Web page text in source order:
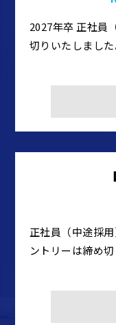
2027年卒 正社員
切りいたしました
正社員（中途採
ントリーは締め